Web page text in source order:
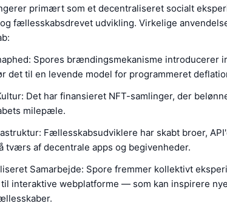
primært som et decentraliseret socialt
fællesskabsdrevet udvikling. Virkelige
Spores brændingsmekanisme introducerer
det til en levende model for programmeret
Det har finansieret NFT-samlinger, der
milepæle.
Fællesskabsudviklere har skabt broer,
tværs af decentrale apps og begivenheder.
Samarbejde: Spore fremmer kollektivt
interaktive webplatforme — som kan inspirere